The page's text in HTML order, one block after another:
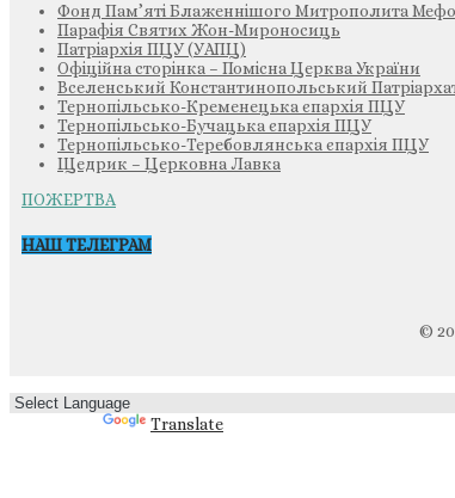
Фонд Пам’яті Блаженнішого Митрополита
Парафія Святих Жон-Мироносиць
Патріархія ПЦУ (УАПЦ)
Офіційна сторінка – Помісна Церква України
Вселенський Константинопольський
Тернопільсько-Кременецька єпархія ПЦУ
Тернопільсько-Бучацька єпархія ПЦУ
Тернопільсько-Теребовлянська єпархія ПЦУ
Щедрик – Церковна Лавка
ПОЖЕРТВА
НАШ ТЕЛЕГРАМ
©
Translate